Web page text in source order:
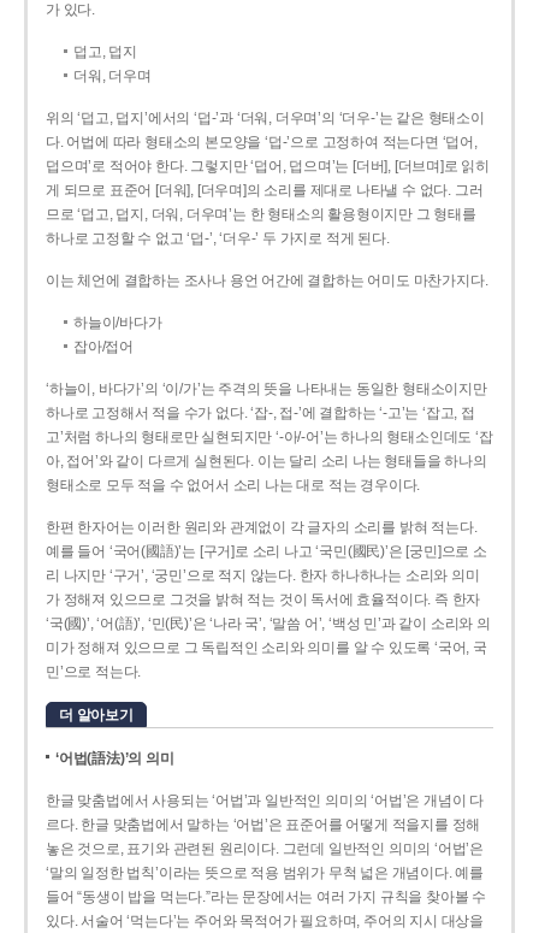
가 있다.
덥고, 덥지
더워, 더우며
위의 ‘덥고, 덥지’에서의 ‘덥-­’과 ‘더워, 더우며’의 ‘더우-­’는 같은 형태소이
다. 어법에 따라 형태소의 본모양을 ‘덥-­’으로 고정하여 적는다면 ‘덥어,
덥으며’로 적어야 한다. 그렇지만 ‘덥어, 덥으며’는 [더버], [더브며]로 읽히
게 되므로 표준어 [더워], [더우며]의 소리를 제대로 나타낼 수 없다. 그러
므로 ‘덥고, 덥지, 더워, 더우며’는 한 형태소의 활용형이지만 그 형태를
하나로 고정할 수 없고 ‘덥-’, ‘더우-’ 두 가지로 적게 된다.
이는 체언에 결합하는 조사나 용언 어간에 결합하는 어미도 마찬가지다.
하늘이/바다가
잡아/접어
‘하늘이, 바다가’의 ‘이/가’는 주격의 뜻을 나타내는 동일한 형태소이지만
하나로 고정해서 적을 수가 없다. ‘잡-, 접-’에 결합하는 ‘-고’는 ‘잡고, 접
고’처럼 하나의 형태로만 실현되지만 ‘-아/-어’는 하나의 형태소인데도 ‘잡
아, 접어’와 같이 다르게 실현된다. 이는 달리 소리 나는 형태들을 하나의
형태소로 모두 적을 수 없어서 소리 나는 대로 적는 경우이다.
한편 한자어는 이러한 원리와 관계없이 각 글자의 소리를 밝혀 적는다.
예를 들어 ‘국어(國語)’는 [구거]로 소리 나고 ‘국민(國民)’은 [궁민]으로 소
리 나지만 ‘구거’, ‘궁민’으로 적지 않는다. 한자 하나하나는 소리와 의미
가 정해져 있으므로 그것을 밝혀 적는 것이 독서에 효율적이다. 즉 한자
‘국(國)’, ‘어(語)’, ‘민(民)’은 ‘나라 국’, ‘말씀 어’, ‘백성 민’과 같이 소리와 의
미가 정해져 있으므로 그 독립적인 소리와 의미를 알 수 있도록 ‘국어, 국
민’으로 적는다.
더 알아보기
‘어법(語法)’의 의미
한글 맞춤법에서 사용되는 ‘어법’과 일반적인 의미의 ‘어법’은 개념이 다
르다. 한글 맞춤법에서 말하는 ‘어법’은 표준어를 어떻게 적을지를 정해
놓은 것으로, 표기와 관련된 원리이다. 그런데 일반적인 의미의 ‘어법’은
‘말의 일정한 법칙’이라는 뜻으로 적용 범위가 무척 넓은 개념이다. 예를
들어 “동생이 밥을 먹는다.”라는 문장에서는 여러 가지 규칙을 찾아볼 수
있다. 서술어 ‘먹는다’는 주어와 목적어가 필요하며, 주어의 지시 대상을